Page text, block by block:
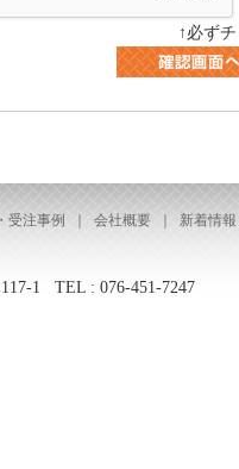
↑ 必ず
受注事例 会社概要 新着情報
1 TEL : 076-451-7247